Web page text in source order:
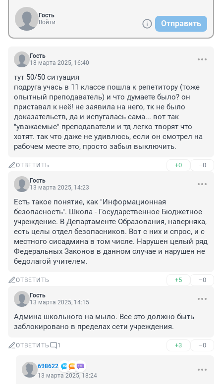
Гость
Войти
Отправить
Гость
18 марта 2025, 16:40
тут 50/50 ситуация
подруга учась в 11 классе пошла к репетитору (тоже
опытный преподаватель) и что думаете было? он
приставал к неё! не заявила на него, тк не было
доказательств, да и испугалась сама... вот так
"уважаемые" преподаватели и тд легко творят что
хотят. так что даже не удивлюсь, если он смотрел на
рабочем месте это, просто забыл выключить.
ОТВЕТИТЬ +0 –0
Гость
13 марта 2025, 14:23
Есть такое понятие, как "Информационная
безопасность". Школа - Государственное Бюджетное
учреждение. В Департаменте Образования, наверняка,
есть целы отдел безопасников. Вот с них и спрос, и с
местного сисадмина в том числе. Нарушен целый ряд
Федеральных Законов в данном случае и нарушен не
бедолагой учителем.
ОТВЕТИТЬ +5 –0
Гость
13 марта 2025, 14:15
Админа школьного на мыло. Все это должно быть
заблокировано в пределах сети учреждения.
ОТВЕТИТЬ 1 +3 –0
698622
13 марта 2025, 18:24